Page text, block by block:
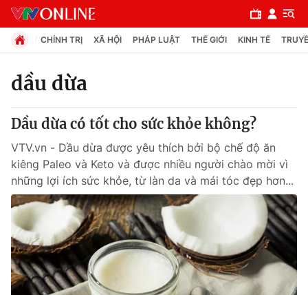
Chuyên mục
Xã hội
Pháp luật
Y tế
CHÍNH TRỊ XÃ HỘI PHÁP LUẬT THẾ GIỚI KINH TẾ
dầu dừa
Dầu dừa có tốt cho sức khỏe không?
VTV.vn - Dầu dừa được yêu thích bởi bộ chế độ ăn
kiêng Paleo và Keto và được nhiều người chào mời vì
những lợi ích sức khỏe, từ làn da và mái tóc đẹp hơn...